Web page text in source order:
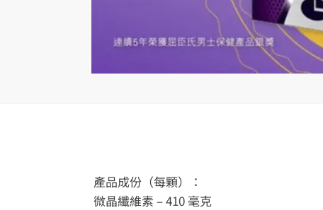
產品成份（每顆）：
微晶纖維素 – 410 毫克